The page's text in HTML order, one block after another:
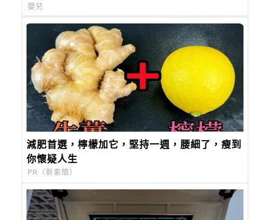
嬰兒
減肥首選，檸檬加它，堅持一週，腰細了，瘦到
你懷疑人生
PR（新素簡）